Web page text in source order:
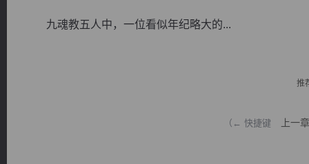
九魂教五人中，一位看似年纪略大的...
推
（← 快捷键 上一章